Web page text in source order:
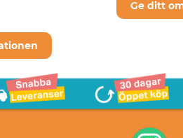
Ge ditt